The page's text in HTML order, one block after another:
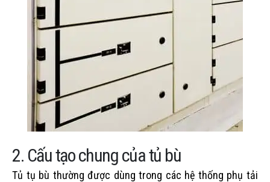
2. Cấu tạo chung của tủ bù
Tủ tụ bù thường được dùng trong các hệ thống phụ tải